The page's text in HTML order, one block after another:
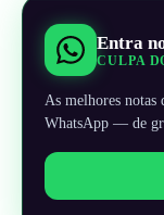
Entra
CULPA
As melhores notas
WhatsApp — de